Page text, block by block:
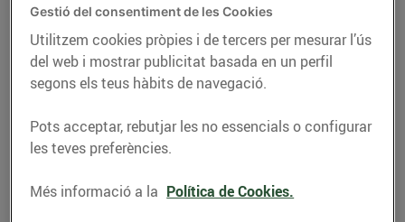
Gestió del consentiment de les Cookies
Utilitzem cookies pròpies i de tercers per mesurar l’ús
del web i mostrar publicitat basada en un perfil
segons els teus hàbits de navegació.
Pots acceptar, rebutjar les no essencials o configurar
les teves preferències.
Més informació a la Política de Cookies.